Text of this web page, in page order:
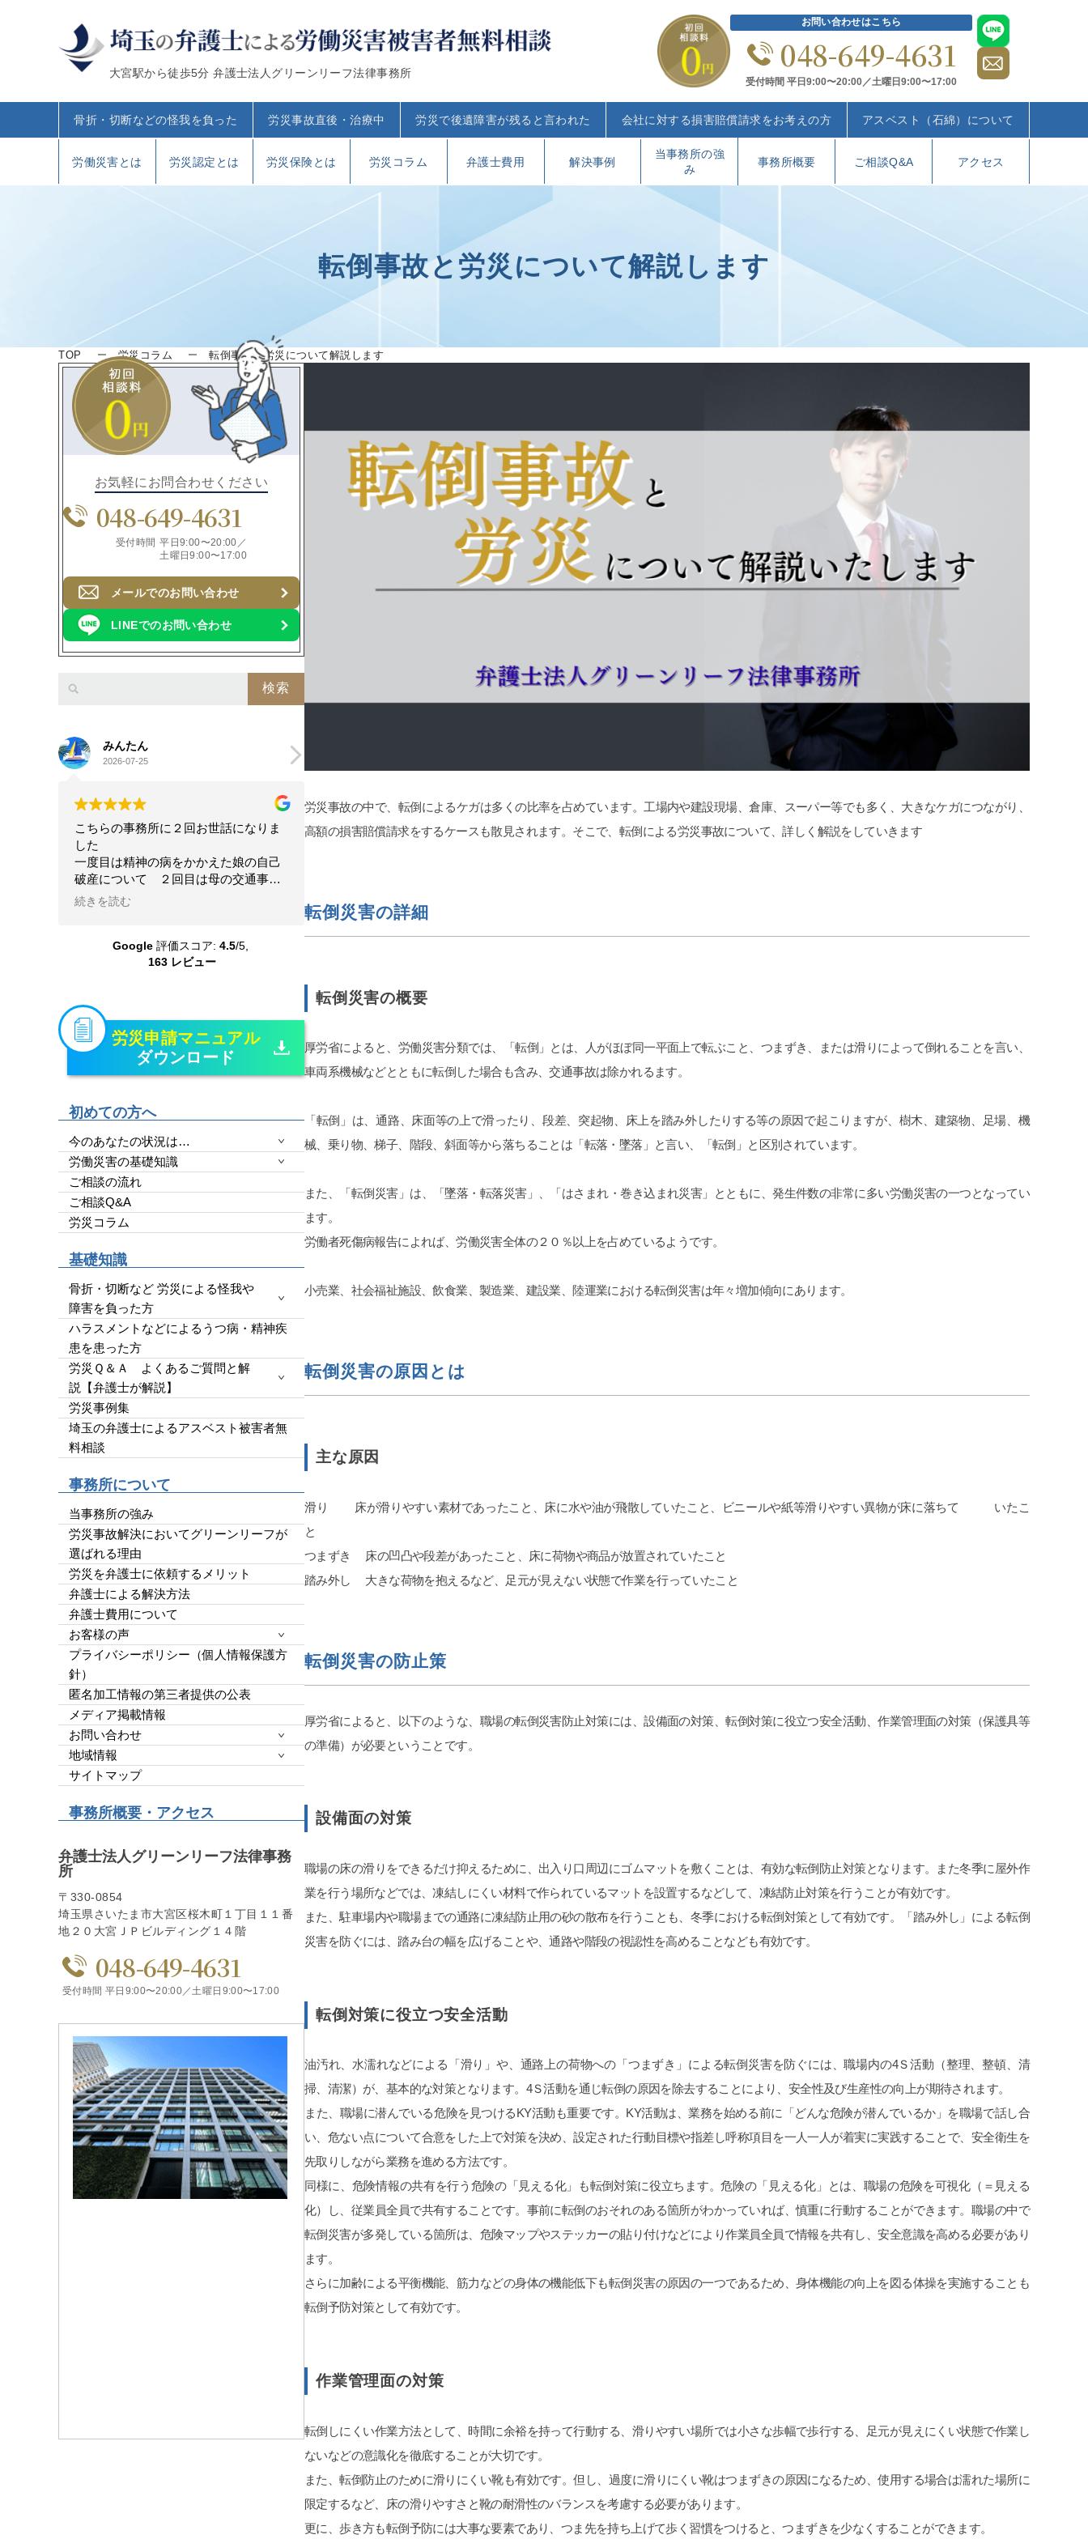
大宮駅から徒歩5分 弁護士法人グリーンリーフ法律事務所
お問い合わせはこちら
048-649-4631
受付時間 平日9:00〜20:00／土曜日9:00〜17:00
骨折・切断などの怪我を負った 労災事故直後・治療中 労災で後遺障害が残ると言われた 会社に対する損害賠償請求をお考えの方 アスベスト（石綿）について
労働災害とは 労災認定とは 労災保険とは 労災コラム 弁護士費用 解決事例
当事務所の強
み
事務所概要 ご相談Q&A アクセス
転倒事故と労災について解説します
TOP 労災コラム 転倒事故と労災について解説します
お気軽にお問合わせください
048-649-4631
受付時間 平日9:00〜20:00／
土曜日9:00〜17:00
メールでのお問い合わせ
LINEでのお問い合わせ
検索
みんたん
2026-07-25
ちらの事務所に２回お世話になりま
度目は精神の病をかかえた娘の自己
産について ２回目は母の交通事故
賠償請求について こちらの状況を
問題を精神的負担も軽くしていただ
乗り越えることができました 本当
google ok
2026-07-20
星4.5とします。
について、女性の為にテクニック、個
人的感想を参考にと書きます。大宮駅
あります。事務な受付担当はとても良
護士さんは、平栗弁護士です。LINEの
たいです。しかし、調停になると人が
変わった様に別人になります。あまり
機嫌悪そうなら、ヤオコーの安いかり
ん糖か、栄養ドリンク1本あげれば優し
くなります！！そして、夫の不倫、不
定行為については、証拠のハードルが
YouTubeで｢ダンベルHERO｣を見ると
なく完全なる証拠一択と、弁護士の力
量によると思います。ですので文章で
端的に経緯をまとめ持参していくと有
効かつ便利です。チャットGPやGemini
使って文字起こしを私は勧めます。埼
玉県民であれば、アデ○ーレさんより完
全にいいです。支払った金額に対して
今回の結果は私にとって完全なるWin
です。ただ、証拠、何を争いたいかを
明確にし、自分でも勉強する必要はあ
ります。弁護士に丸投げはできないで
す。26年４月からの法改正で本当に良
かったです。子供の為にハードルが高
いと断念せず、精神、不貞、金銭、仕
す。人生は一度きりです。丁か半かの
平栗弁護士に丸投げでよいです(笑)
他の弁護士事務所もいくつか当たりま
したが、コネがない方は探すテクニッ
クが必要なので、事務所のアンケート
ではなくここに書かせて頂きました。
皆様の参考になれば幸いです。よけれ
ばGood ボタンを押して上にあげても
らって、沢山の女性に見てもらいたい
交通事故の件で遠藤さんにお世話にな
cheeboo
2026-07-11
この度は、夫の労災で会社側との示談
して下さり、損害賠償金も会社側の提
おります。
グリーンリーフ法律事務所をお勧めし
程普通に相談にの
になり今はまだ療
何もないのが1番
Google 評価スコア: 4.5/5,
163 レビュー
労災申請マニュアル
ダウンロード
初めての方へ
今のあなたの状況は…
労働災害の基礎知識
ご相談の流れ
ご相談Q&A
労災コラム
基礎知識
骨折・切断など 労災による怪我や
障害を負った方
ハラスメントなどによるうつ病・精神疾
患を患った方
労災Ｑ＆Ａ よくあるご質問と解
説【弁護士が解説】
労災事例集
埼玉の弁護士によるアスベスト被害者無
料相談
事務所について
当事務所の強み
労災事故解決においてグリーンリーフが
選ばれる理由
労災を弁護士に依頼するメリット
弁護士による解決方法
弁護士費用について
お客様の声
プライバシーポリシー（個人情報保護方
針）
匿名加工情報の第三者提供の公表
メディア掲載情報
お問い合わせ
地域情報
サイトマップ
事務所概要・アクセス
弁護士法人グリーンリーフ法律事務
所
〒330-0854
埼玉県さいたま市大宮区桜木町１丁目１１番
地２０大宮ＪＰビルディング１４階
048-649-4631
受付時間 平日9:00〜20:00／土曜日9:00〜17:00
労災事故の中で、転倒によるケガは多くの比率を占めています。工場内や建設現場、倉庫、スーパー等でも多く、大きなケガにつながり、
高額の損害賠償請求をするケースも散見されます。そこで、転倒による労災事故について、詳しく解説をしていきます
転倒災害の詳細
転倒災害の概要
厚労省によると、労働災害分類では、「転倒」とは、人がほぼ同一平面上で転ぶこと、つまずき、または滑りによって倒れることを言い、
車両系機械などとともに転倒した場合も含み、交通事故は除かれるます。
「転倒」は、通路、床面等の上で滑ったり、段差、突起物、床上を踏み外したりする等の原因で起こりますが、樹木、建築物、足場、機
械、乗り物、梯子、階段、斜面等から落ちることは「転落・墜落」と言い、「転倒」と区別されています。
また、「転倒災害」は、「墜落・転落災害」、「はさまれ・巻き込まれ災害」とともに、発生件数の非常に多い労働災害の一つとなってい
ます。
労働者死傷病報告によれば、労働災害全体の２０％以上を占めているようです。
小売業、社会福祉施設、飲食業、製造業、建設業、陸運業における転倒災害は年々増加傾向にあります。
転倒災害の原因とは
主な原因
滑り 床が滑りやすい素材であったこと、床に水や油が飛散していたこと、ビニールや紙等滑りやすい異物が床に落ちて いたこ
と
つまずき 床の凹凸や段差があったこと、床に荷物や商品が放置されていたこと
踏み外し 大きな荷物を抱えるなど、足元が見えない状態で作業を行っていたこと
転倒災害の防止策
厚労省によると、以下のような、職場の転倒災害防止対策には、設備面の対策、転倒対策に役立つ安全活動、作業管理面の対策（保護具等
の準備）が必要ということです。
設備面の対策
職場の床の滑りをできるだけ抑えるために、出入り口周辺にゴムマットを敷くことは、有効な転倒防止対策となります。また冬季に屋外作
業を行う場所などでは、凍結しにくい材料で作られているマットを設置するなどして、凍結防止対策を行うことが有効です。
また、駐車場内や職場までの通路に凍結防止用の砂の散布を行うことも、冬季における転倒対策として有効です。「踏み外し」による転倒
災害を防ぐには、踏み台の幅を広げることや、通路や階段の視認性を高めることなども有効です。
転倒対策に役立つ安全活動
油汚れ、水濡れなどによる「滑り」や、通路上の荷物への「つまずき」による転倒災害を防ぐには、職場内の4Ｓ活動（整理、整頓、清
掃、清潔）が、基本的な対策となります。4Ｓ活動を通じ転倒の原因を除去することにより、安全性及び生産性の向上が期待されます。
また、職場に潜んでいる危険を見つけるKY活動も重要です。KY活動は、業務を始める前に「どんな危険が潜んでいるか」を職場で話し合
い、危ない点について合意をした上で対策を決め、設定された行動目標や指差し呼称項目を一人一人が着実に実践することで、安全衛生を
先取りしながら業務を進める方法です。
同様に、危険情報の共有を行う危険の「見える化」も転倒対策に役立ちます。危険の「見える化」とは、職場の危険を可視化（＝見える
化）し、従業員全員で共有することです。事前に転倒のおそれのある箇所がわかっていれば、慎重に行動することができます。職場の中で
転倒災害が多発している箇所は、危険マップやステッカーの貼り付けなどにより作業員全員で情報を共有し、安全意識を高める必要があり
ます。
さらに加齢による平衡機能、筋力などの身体の機能低下も転倒災害の原因の一つであるため、身体機能の向上を図る体操を実施することも
転倒予防対策として有効です。
作業管理面の対策
転倒しにくい作業方法として、時間に余裕を持って行動する、滑りやすい場所では小さな歩幅で歩行する、足元が見えにくい状態で作業し
ないなどの意識化を徹底することが大切です。
また、転倒防止のために滑りにくい靴も有効です。但し、過度に滑りにくい靴はつまずきの原因になるため、使用する場合は濡れた場所に
限定するなど、床の滑りやすさと靴の耐滑性のバランスを考慮する必要があります。
更に、歩き方も転倒予防には大事な要素であり、つま先を持ち上げて歩く習慣をつけると、つまずきを少なくすることができます。